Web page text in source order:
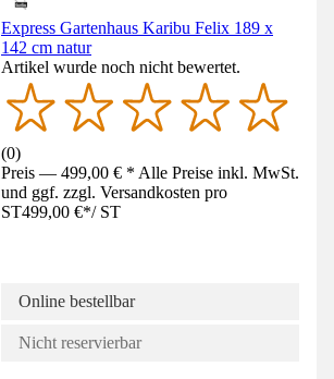
Express Gartenhaus Karibu Felix 189 x
142 cm natur
Artikel wurde noch nicht bewertet.
(0)
Preis — 499,00 € * Alle Preise inkl. MwSt.
und ggf. zzgl. Versandkosten pro
ST499,00 €*/ ST
Online bestellbar
Nicht reservierbar